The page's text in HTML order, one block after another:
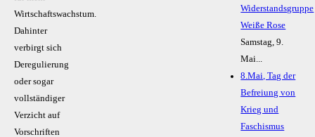
Wirtschaftswachstum.
Dahinter
verbirgt sich
Deregulierung
oder sogar
vollständiger
Verzicht auf
Vorschriften
Widerstandsgruppe
Weiße Rose
Samstag, 9.
Mai...
8.Mai, Tag der
Befreiung von
Krieg und
Faschismus